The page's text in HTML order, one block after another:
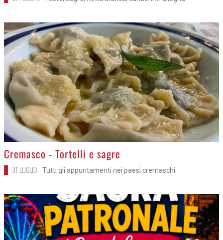
>
Cremasco - Tortelli e sagre
31 LUGLIO Tutti gli appuntamenti nei paesi cremaschi